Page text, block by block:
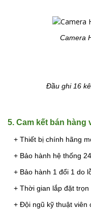
Camera
Đầu ghi 16
5. Cam kết bán hàng
+ Thiết bị chính hãng
+ Bảo hành hệ thống
+ Bảo hành 1 đổi 1 do
+ Thời gian lắp đặt trọn
+ Đội ngũ kỹ thuật viên